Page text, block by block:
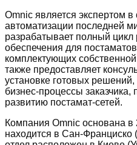
Omnic является экспертом
автоматизации последней
разрабатывает полный
обеспечения для
комплектующих
также предоставляет
установке готовых
бизнес-процессы
развитию постамат-сетей.
Компания Omnic основана
находится в Сан-